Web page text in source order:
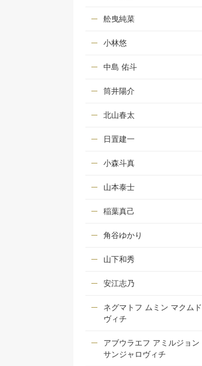
舩曳純菜
小林悠
中島 佑斗
筒井陽介
北山春太
日置建一
小森斗真
山本泰士
稲葉真己
角谷ゆかり
山下和秀
安江志乃
ネグマトフ ムミン マクムド
ヴィチ
アブウラエフ アミルジョン
サンジャロヴィチ